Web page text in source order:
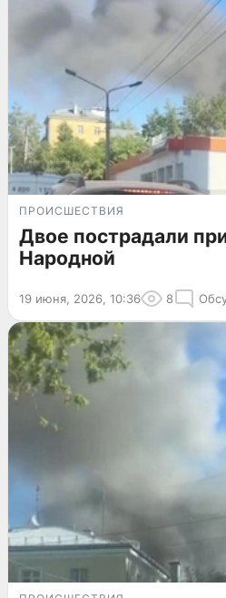
ПРОИСШЕСТВИЯ
Двое пострадали
Народной
19 июня, 2026, 10:36 8